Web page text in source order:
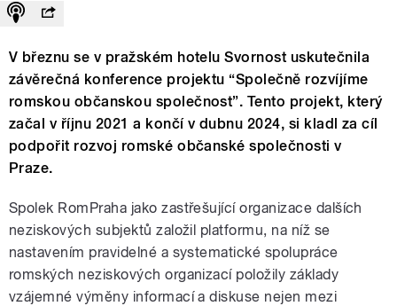
V březnu se v pražském hotelu Svornost uskutečnila
závěrečná konference projektu “Společně rozvíjíme
romskou občanskou společnost”. Tento projekt, který
začal v říjnu 2021 a končí v dubnu 2024, si kladl za cíl
podpořit rozvoj romské občanské společnosti v
Praze.
Spolek RomPraha jako zastřešující organizace dalších
neziskových subjektů založil platformu, na níž se
nastavením pravidelné a systematické spolupráce
romských neziskových organizací položily základy
vzájemné výměny informací a diskuse nejen mezi